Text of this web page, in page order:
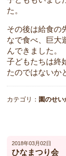
た。
その後は給食の
なで食べ、巨大
んできました。
子どもたちは終
たのではないか
カテゴリ： 園のせい
2018年03月02日
ひなまつり会